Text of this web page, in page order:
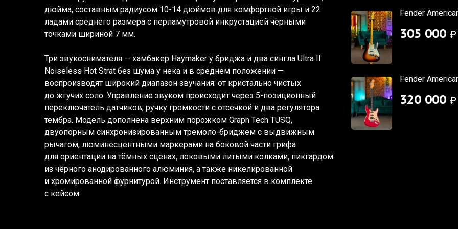
дюйма, составным радиусом 10-14 дюймов для комфортной игры и 22
ладами среднего размера с перламутровой инкрустацией чёрными
точками шириной 7 мм.
Три звукоснимателя — хамбакер Haymaker у бриджа и два сингла Ultra II
Noiseless Hot Strat без шума у нека и в среднем положении —
воспроизводят широкий диапазон звучания: от кристально чистых
до жгучих соло. Управление звуком происходит через 5-позиционный
переключатель датчиков, ручку громкости с отсечкой и два регулятора
тембра. Модель дополнена верхним порожком Graph Tech TUSQ,
двуопорным синхронизированным тремоло-бриджем с выдвижным
рычагом, люминесцентными маркерами на боковой части грифа
для ориентации на тёмных сценах, локовыми литыми колками, пикгардом
из чёрного анодированного алюминия, а также никелированной
и хромированной фурнитурой. Инструмент поставляется в комплекте
с кейсом.
Fender
305 000 ₽
Fender
320 000 ₽